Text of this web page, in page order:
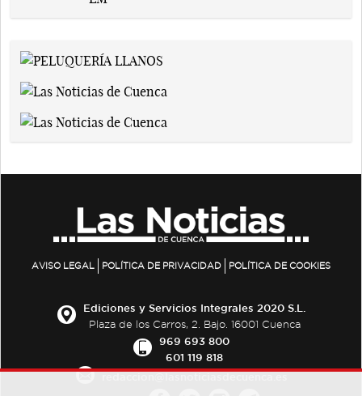
AVISO LEGAL POLÍTICA DE PRIVACIDAD POLÍTICA DE COOKIES
Ediciones y Servicios Integrales 2020 S.L.
Plaza de los Carros, 2. Bajo. 16001 Cuenca
969 693 800
601 119 818